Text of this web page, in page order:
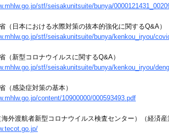
stf/seisakunitsuite/bunya/
（日本における水際対策の抜本的強化に関するQ&A）
stf/seisakunitsuite/bunya/kenkou_iryou/
（新型コロナウイルスに関するQ&A）
stf/seisakunitsuite/bunya/kenkou_iryou/
（感染症対策の基本）
content/10900000/000593493.pdf
外渡航者新型コロナウイルス検査センター）（経済産